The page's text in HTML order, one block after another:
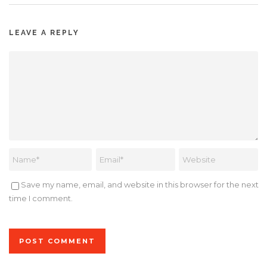
LEAVE A REPLY
Save my name, email, and website in this browser for the next
time I comment.